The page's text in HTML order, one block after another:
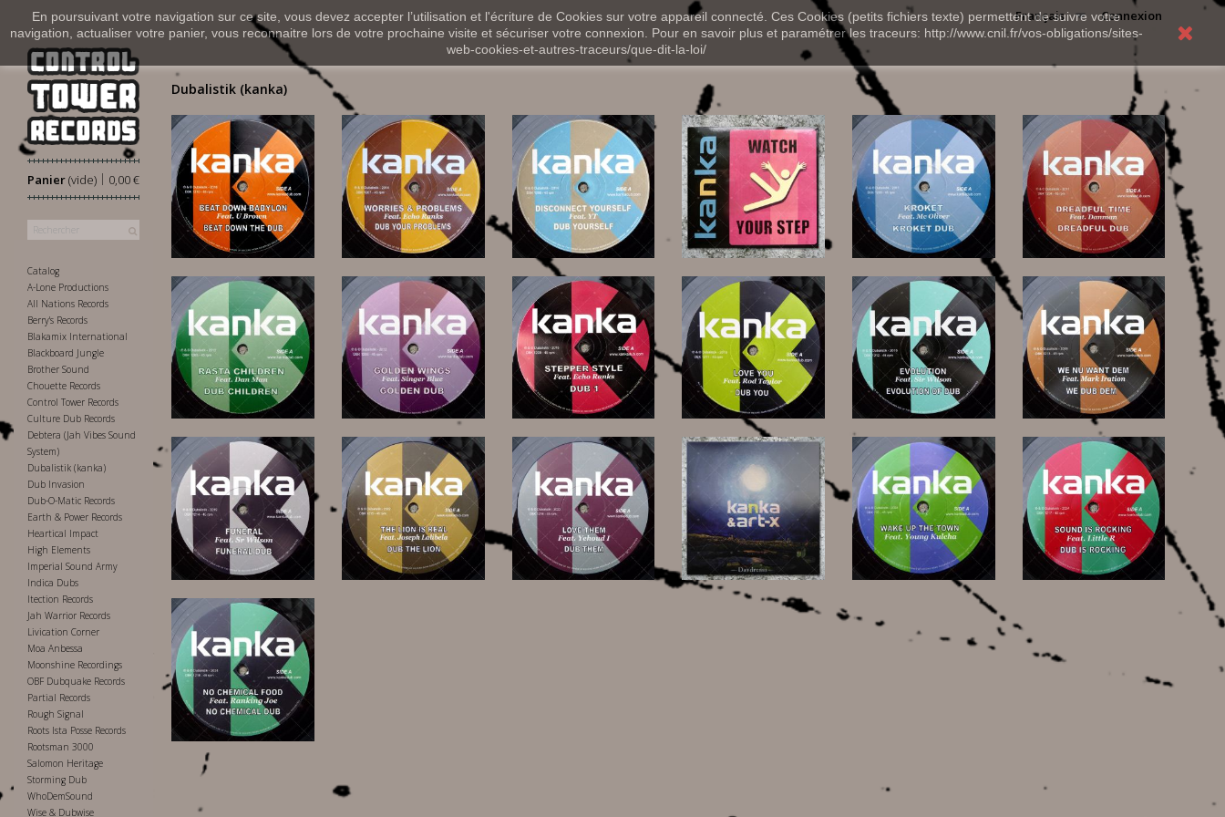
En poursuivant votre navigation sur ce site, vous devez accepter l’utilisation et l'écriture de Cookies sur votre appareil connecté. Ces Cookies (petits fichiers texte) permettent de suivre votre
navigation, actualiser votre panier, vous reconnaitre lors de votre prochaine visite et sécuriser votre connexion. Pour en savoir plus et paramétrer les traceurs: http://www.cnil.fr/vos-obligations/sites-
web-cookies-et-autres-traceurs/que-dit-la-loi/
Connexion
Français
Panier 0,00 €
|
(vide)
Catalog
A-Lone Productions
All Nations Records
Berry's Records
Blakamix International
Blackboard Jungle
Brother Sound
Chouette Records
Control Tower Records
Culture Dub Records
Debtera (Jah Vibes Sound
System)
Dubalistik (kanka)
Dub Invasion
Dub-O-Matic Records
Earth & Power Records
Heartical Impact
High Elements
Imperial Sound Army
Indica Dubs
Itection Records
Jah Warrior Records
Livication Corner
Moa Anbessa
Moonshine Recordings
OBF Dubquake Records
Partial Records
Rough Signal
Roots Ista Posse Records
Rootsman 3000
Salomon Heritage
Storming Dub
WhoDemSound
Wise & Dubwise
Dubalistik (kanka)
12,00 € 20,00 € 12,00 €
12,00 € 13,00 € 15,00 €
15,00 €
12,00 €
15,00 €
10,00 € 10,00 € 10,00 €
10,00 € 10,00 € 10,00 €
20,00 €
9,00 €
12,00 €
12,00 €